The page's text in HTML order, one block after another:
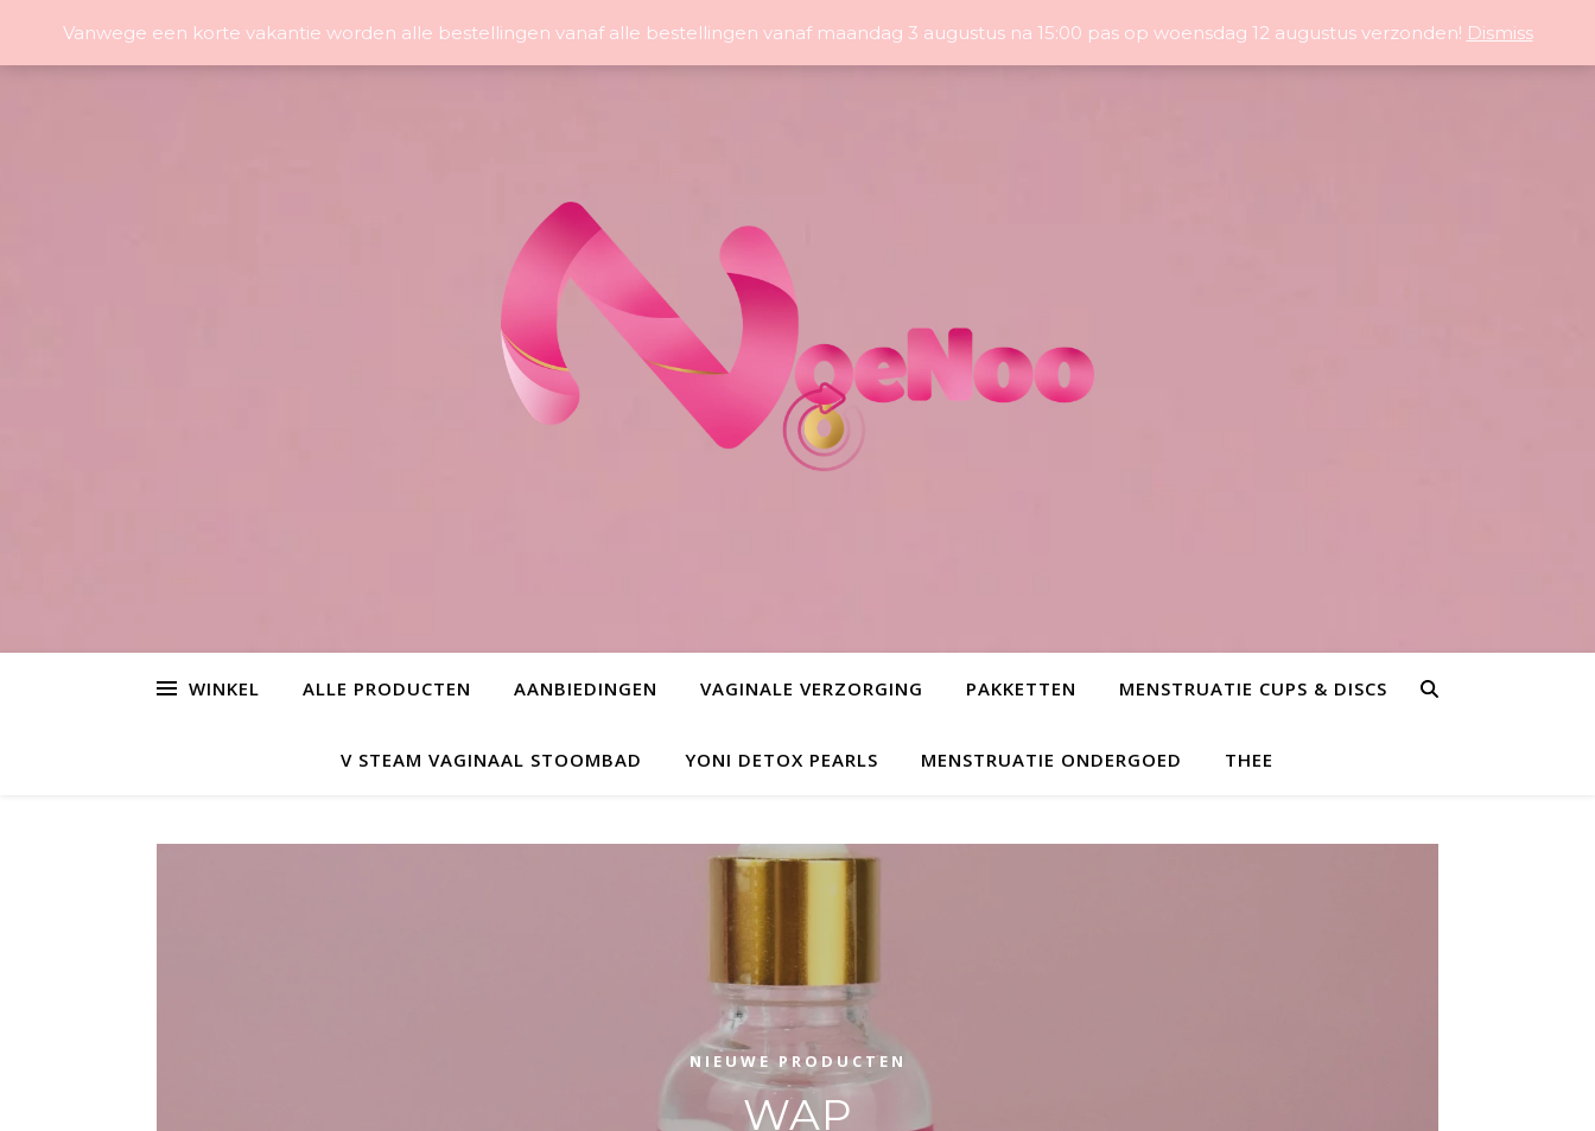
WINKEL ALLE PRODUCTEN AANBIEDINGEN VAGINALE VERZORGING PAKKETTEN MENSTRUATIE CUPS & DISCS
V STEAM VAGINAAL STOOMBAD YONI DETOX PEARLS MENSTRUATIE ONDERGOED THEE
NIEUWE PRODUCTEN
WAP
Vanwege een korte vakantie worden alle bestellingen vanaf alle bestellingen vanaf maandag 3 augustus na 15:00 pas op woensdag 12 augustus verzonden! Dismiss